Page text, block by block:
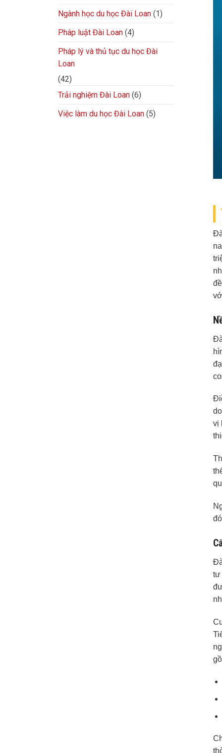
vị
tư
Ngành học du học Đài Loan (1)
Pháp luật Đài Loan (4)
Pháp lý và thủ tục du học Đài
Loan
(42)
Trải nghiệm Đài Loan (6)
Việc làm du học Đài Loan (5)